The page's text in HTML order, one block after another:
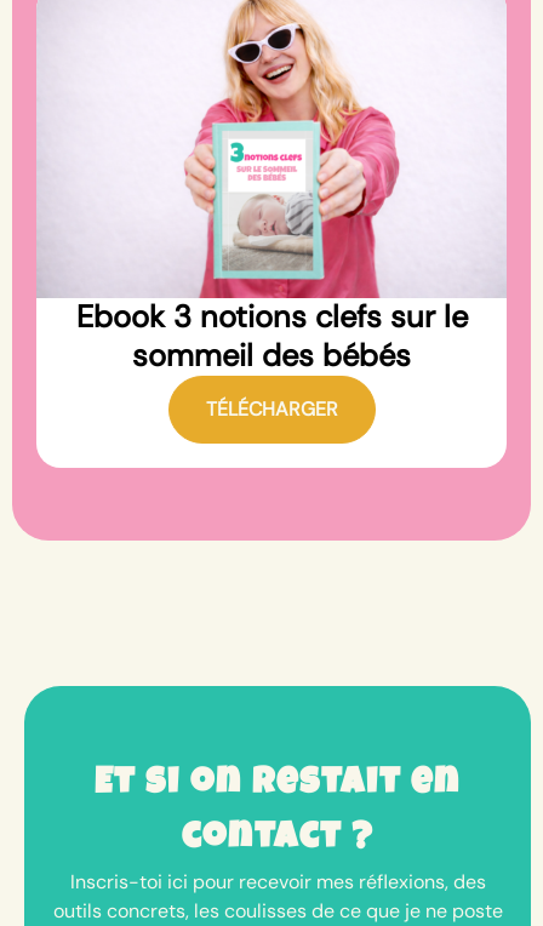
Ebook 3 notions clefs sur le
sommeil des bébés
TÉLÉCHARGER
Et si on restait en
contact ?
Inscris-toi ici pour recevoir mes réflexions, des
outils concrets, les coulisses de ce que je ne poste